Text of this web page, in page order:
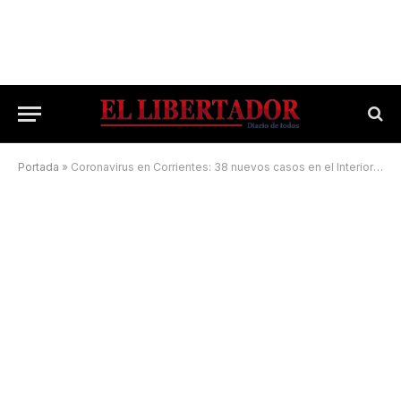
Portada » Coronavirus en Corrientes: 38 nuevos casos en el Interior y 9 en Capital